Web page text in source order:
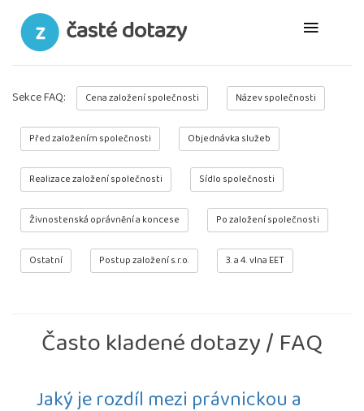
časté dotazy
Sekce FAQ: Cena založení společnosti Název společnosti
Před založením společnosti Objednávka služeb
Realizace založení společnosti Sídlo společnosti
Živnostenská oprávnění a koncese Po založení společnosti
Ostatní Postup založení s.r.o. 3. a 4. vlna EET
Často kladené dotazy / FAQ
Jaký je rozdíl mezi právnickou a